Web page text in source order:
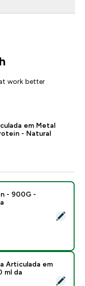
work better
em Metal
- Natural
Protein - 900G -
- 900G -
Palhinha
Articulada em
ml da